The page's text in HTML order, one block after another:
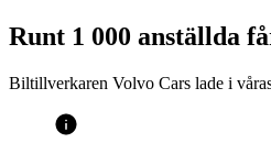
Runt 1 000 anställda
Biltillverkaren Volvo Cars lade i